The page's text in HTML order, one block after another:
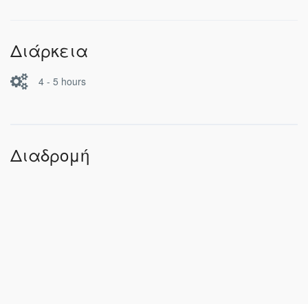
Διάρκεια
4 - 5 hours
Διαδρομή